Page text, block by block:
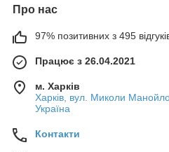
Про нас
97% позитивних з 495
Працює з 26.04.2021
м. Харків
Харків, вул. Миколи
Україна
Контакти